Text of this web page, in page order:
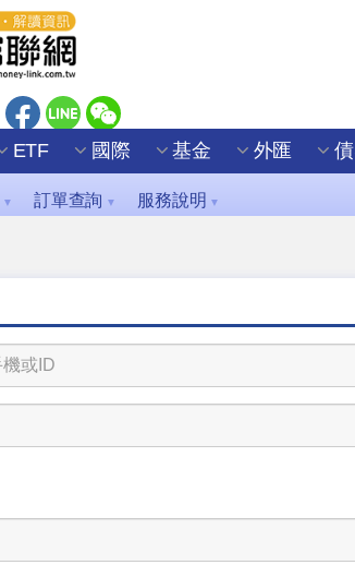
ETF 國際 基金 外匯
▼ 訂單查詢 ▼ 服務說明 ▼